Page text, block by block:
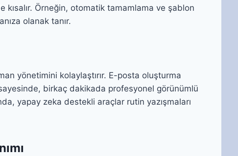
Örneğin, otomatik tamamlama ve şablon
olanak tanır.
yönetimini kolaylaştırır. E-posta oluşturma
birkaç dakikada profesyonel görünümlü
yapay zeka destekli araçlar rutin yazışmaları